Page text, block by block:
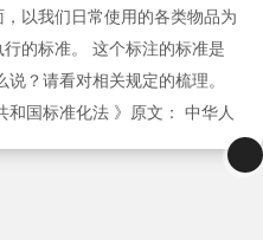
以我们日常使用的各类物品为
标注的标准是
？请看对相关规定的梳理。
和国标准化法 》原文： 中华人